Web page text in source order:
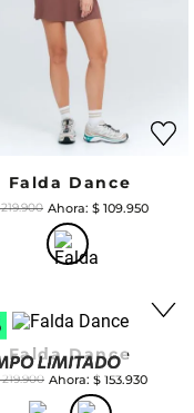
Falda Dance
219.900 $ 109.950
Falda Dance
219.900 $ 153.930